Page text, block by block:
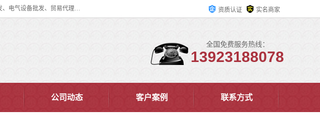
佛山市皇加力机械设备有限公司成立于2017年，注册地位于佛山市南海区。经营范围包括：其他机械设备及电子产品批发、电气设备批发、贸易代理、五金产品批发等；主要产品有：移动式登车桥、叉车装卸货平台、移动式升降机、升降货梯、油桶夹具、电动堆高车。 资质认证 实名商家
全国免费服务热线：
13923188078
公司动态 客户案例 联系方式